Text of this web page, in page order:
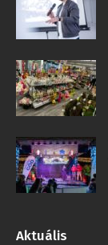
Aktuális